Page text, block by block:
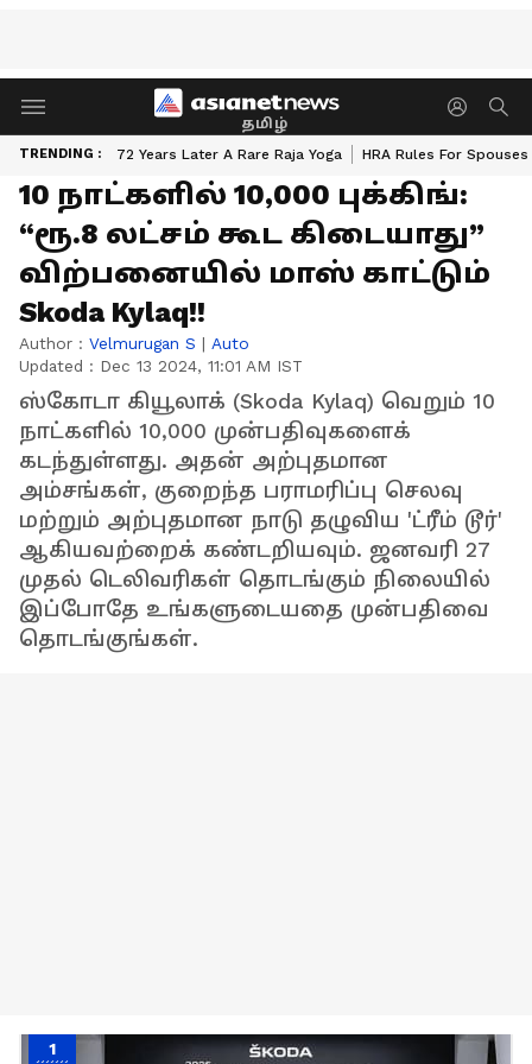
தமிழ்
TRENDING : 72 Years Later A Rare Raja Yoga HRA Rules For Spouses
10 நாட்களில் 10,000 புக்கிங்:
“ரூ.8 லட்சம் கூட கிடையாது”
விற்பனையில் மாஸ் காட்டும்
Skoda Kylaq!!
Author : Velmurugan S | Auto
Updated : Dec 13 2024, 11:01 AM IST
ஸ்கோடா கியூலாக் (Skoda Kylaq) வெறும் 10
நாட்களில் 10,000 முன்பதிவுகளைக்
கடந்துள்ளது. அதன் அற்புதமான
அம்சங்கள், குறைந்த பராமரிப்பு செலவு
மற்றும் அற்புதமான நாடு தழுவிய 'ட்ரீம் டூர்'
ஆகியவற்றைக் கண்டறியவும். ஜனவரி 27
முதல் டெலிவரிகள் தொடங்கும் நிலையில்
இப்போதே உங்களுடையதை முன்பதிவை
தொடங்குங்கள்.
1